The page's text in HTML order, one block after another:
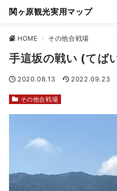
関ヶ原観光実用マップ
HOME > その他合戦場
手這坂の戦い (てば
2020.08.13 2022.09.23
その他合戦場